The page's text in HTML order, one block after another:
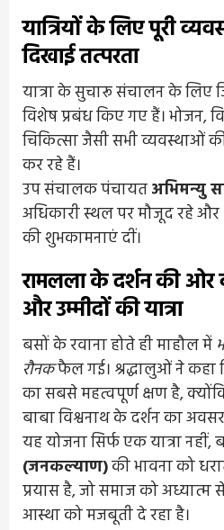
यात्रियों के लिए पूरी
दिखाई तत्परता
यात्रा के सुचारू संचालन के लिए
विशेष प्रबंध किए गए हैं। भोजन,
चिकित्सा जैसी सभी व्यवस्थाओं
कर रहे हैं।
उप संचालक पंचायतअभिमन्यु
अधिकारी स्थल पर मौजूद रहे और
की शुभकामनाएं दीं।
रामलला के दर्शन की
और उम्मीदों की यात्रा
बसों के रवाना होते ही माहौल में
रौनकफैल गई। श्रद्धालुओं ने कहा
का सबसे महत्वपूर्ण क्षण है,
बाबा विश्वनाथ के दर्शन का अवसर
यह योजना सिर्फ एक यात्रा नहीं,
(जनकल्याण)की भावना को
प्रयास है, जो समाज को
आस्था को मजबूती दे रहा है।